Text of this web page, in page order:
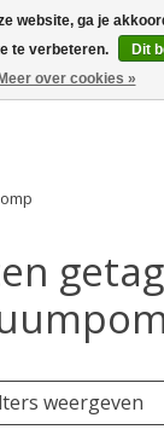
weergeven
website, ga je
te verbeteren.
Dit
Meer over cookies »